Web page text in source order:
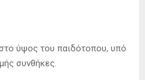
ύψος του παιδότοπου, υπό
συνθήκες.